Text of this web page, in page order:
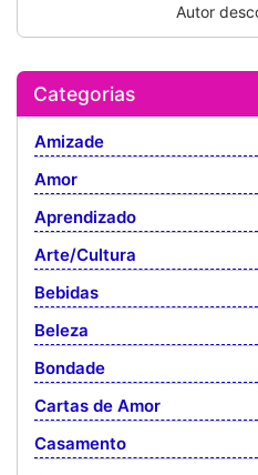
Autor
Categorias
Amizade
Amor
Aprendizado
Arte/Cultura
Bebidas
Beleza
Bondade
Cartas de Amor
Casamento